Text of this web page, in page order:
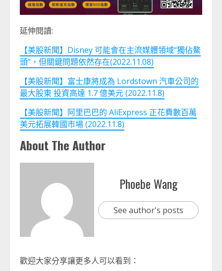
延伸閱讀:
【美股新聞】Disney 可能會在主流媒體領域“獨佔鰲
頭”，但關鍵問題依然存在(2022.11.08)
【美股新聞】富士康將成為 Lordstown 汽車公司的
最大股東 投資高達 1.7 億美元 (2022.11.8)
【美股新聞】阿里巴巴的 AliExpress 正花費數百萬
美元拓展韓國市場 (2022.11.8)
About The Author
Phoebe Wang
See author's posts
歡迎大家分享讓更多人可以看到：